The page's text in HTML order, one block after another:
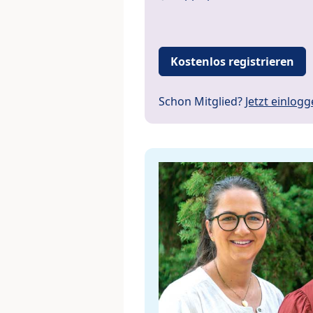
Kostenlos registrieren
Schon Mitglied? Jetzt